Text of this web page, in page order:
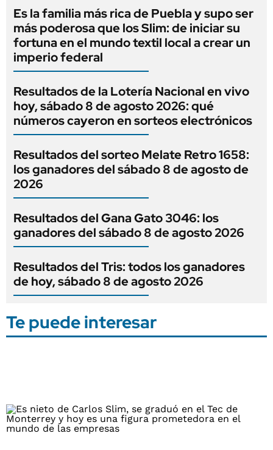
Es la familia más rica de Puebla y supo ser
más poderosa que los Slim: de iniciar su
fortuna en el mundo textil local a crear un
imperio federal
Resultados de la Lotería Nacional en vivo
hoy, sábado 8 de agosto 2026: qué
números cayeron en sorteos electrónicos
Resultados del sorteo Melate Retro 1658:
los ganadores del sábado 8 de agosto de
2026
Resultados del Gana Gato 3046: los
ganadores del sábado 8 de agosto 2026
Resultados del Tris: todos los ganadores
de hoy, sábado 8 de agosto 2026
Te puede interesar